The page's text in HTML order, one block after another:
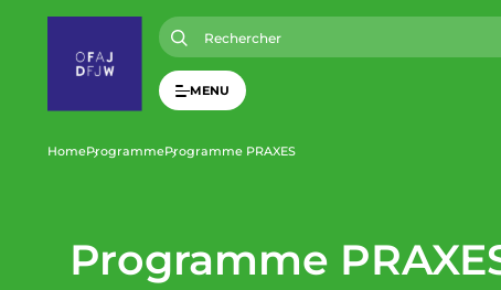
MENU
F
HomeProgrammeProgramme PRAXES
Programme